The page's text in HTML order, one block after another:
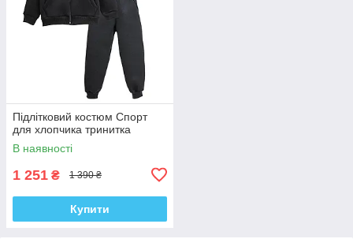
Підлітковий костюм Спорт
для хлопчика тринитка
В наявності
1 251 ₴ 1 390 ₴
Купити